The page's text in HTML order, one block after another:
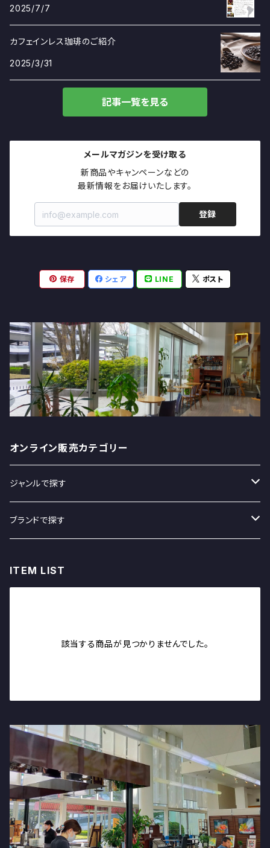
2025/7/7
カフェインレス珈琲のご紹介
2025/3/31
記事一覧を見る
メールマガジンを受け取る
新商品やキャンペーンなどの
最新情報をお届けいたします。
登録
保存 シェア LINE ポスト
オンライン販売カテゴリー
ジャンルで探す
スイーツ
コーヒー
ランチボックス
マスク
ミル（胡椒）
山下商店
焼き菓子
焼き菓子とコーヒーのセット
ブランドで探す
胡椒
石鹸
パスタ
焼き菓子
ランチボックス
Tシャツ
越前焼（そば鉢）
バック
ササマタ（ZiBiマスク）
マスク生地
コスモポリタン
ロールケーキ
シフォンケーキ
コーヒー豆
ITEM LIST
該当する商品が見つかりませんでした。